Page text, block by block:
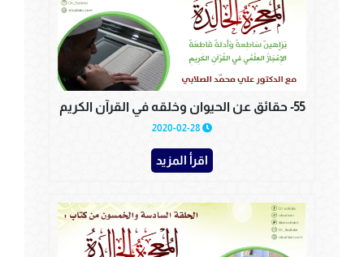
55- حقائق عن الحيوان وخلقه في القرآن الكريم
اقرأ المزيد